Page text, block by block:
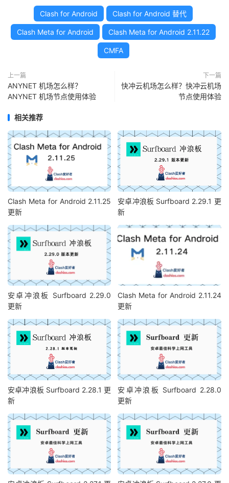
Clash for Android Clash for Android 替代
Clash Meta for Android Clash Meta for Android 2.11.22
CMFA
上一篇
ANYNET 机场怎么样？
ANYNET 机场节点使用体验
下一篇
快冲云机场怎么样？快冲云机场
节点使用体验
相关推荐
Clash Meta for Android 2.11.25
更新
安卓冲浪板 Surfboard 2.29.1 更
新
安卓冲浪板 Surfboard 2.29.0
更新
Clash Meta for Android 2.11.24
更新
安卓冲浪板 Surfboard 2.28.1 更
新
安卓冲浪板 Surfboard 2.28.0
更新